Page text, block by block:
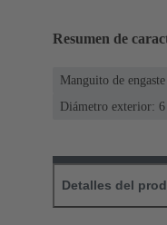
Resumen de
Manguito de engaste
Diámetro exterior:
Detalles del